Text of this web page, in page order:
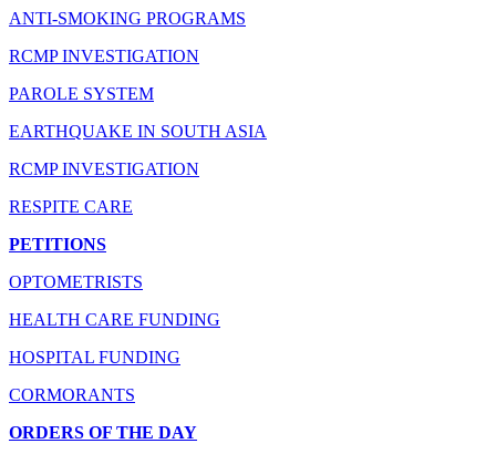
ANTI-SMOKING PROGRAMS
RCMP INVESTIGATION
PAROLE SYSTEM
EARTHQUAKE IN SOUTH ASIA
RCMP INVESTIGATION
RESPITE CARE
PETITIONS
OPTOMETRISTS
HEALTH CARE FUNDING
HOSPITAL FUNDING
CORMORANTS
ORDERS OF THE DAY